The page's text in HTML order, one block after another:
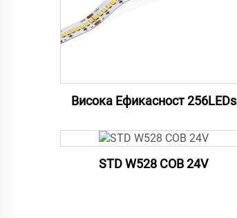
Висока Ефикасност 256LEDs
STD W528 COB 24V